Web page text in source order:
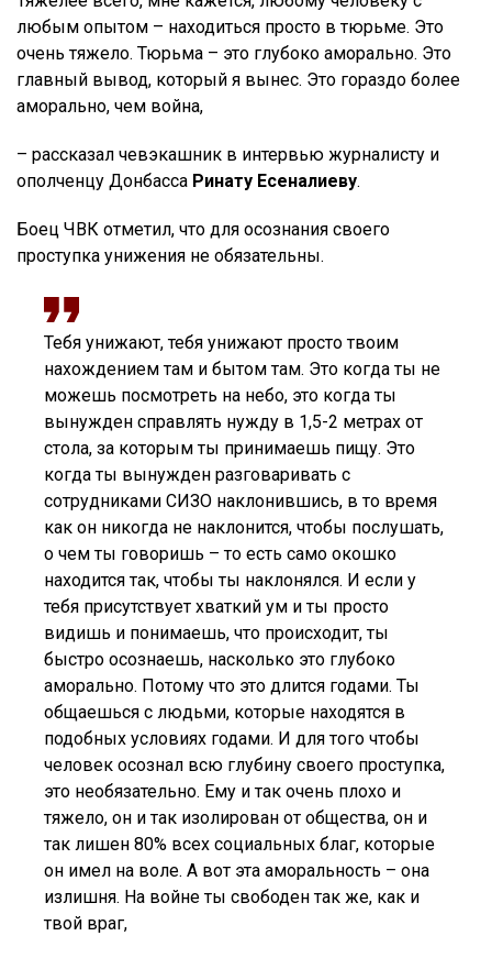
любым опытом – находиться просто в тюрьме. Это
очень тяжело. Тюрьма – это глубоко аморально. Это
главный вывод, который я вынес. Это гораздо более
аморально, чем война,
– рассказал чевэкашник в интервью журналисту и
ополченцу Донбасса Ринату Есеналиеву.
Боец ЧВК отметил, что для осознания своего
проступка унижения не обязательны.
Тебя унижают, тебя унижают просто твоим
нахождением там и бытом там. Это когда ты не
можешь посмотреть на небо, это когда ты
вынужден справлять нужду в 1,5-2 метрах от
стола, за которым ты принимаешь пищу. Это
когда ты вынужден разговаривать с
сотрудниками СИЗО наклонившись, в то время
как он никогда не наклонится, чтобы послушать,
о чем ты говоришь – то есть само окошко
находится так, чтобы ты наклонялся. И если у
тебя присутствует хваткий ум и ты просто
видишь и понимаешь, что происходит, ты
быстро осознаешь, насколько это глубоко
аморально. Потому что это длится годами. Ты
общаешься с людьми, которые находятся в
подобных условиях годами. И для того чтобы
человек осознал всю глубину своего проступка,
это необязательно. Ему и так очень плохо и
тяжело, он и так изолирован от общества, он и
так лишен 80% всех социальных благ, которые
он имел на воле. А вот эта аморальность – она
излишня. На войне ты свободен так же, как и
твой враг,